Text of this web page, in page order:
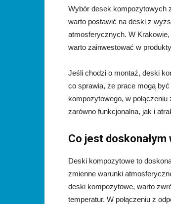
Wybór desek kompozytowych
warto postawić na deski z
atmosferycznych. W
warto zainwestować w
Jeśli chodzi o montaż, deski
co sprawia, że prace mogą
kompozytowego, w
zarówno funkcjonalna, jak i
Co jest doskonałym
Deski kompozytowe to
zmienne warunki
deski kompozytowe, warto
temperatur. W połączeniu z